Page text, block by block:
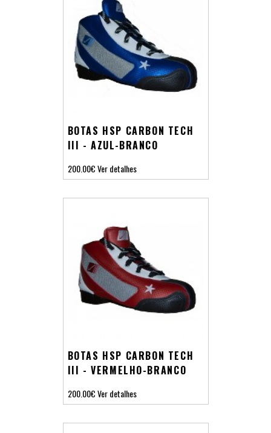
BOTAS HSP CARBON TECH
III - AZUL-BRANCO
200.00€Ver detalhes
BOTAS HSP CARBON TECH
III - VERMELHO-BRANCO
200.00€Ver detalhes